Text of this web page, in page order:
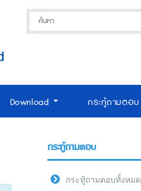
Download กระทู้ถามตอบ
กระทู้ถามตอบ
กระทู้ถามตอบทั้งหมด